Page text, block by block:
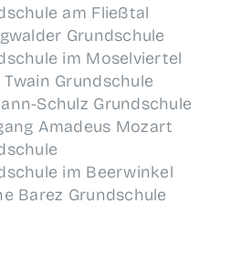
am Fließtal
Grundschule
im Moselviertel
Grundschule
Schulz Grundschule
Ama­de­us Mozart
im Beerwinkel
Barez Grundschule